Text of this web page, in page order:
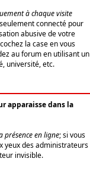
à chaque visite
connecté pour
abusive de votre
la case en vous
au forum en utilisant un
université, etc.
apparaisse dans la
présence en ligne; si vous
yeux des administrateurs
invisible.